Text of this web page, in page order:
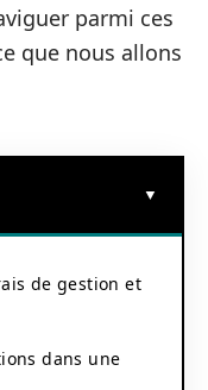
parmi ces
que nous allons
de gestion et
dans une